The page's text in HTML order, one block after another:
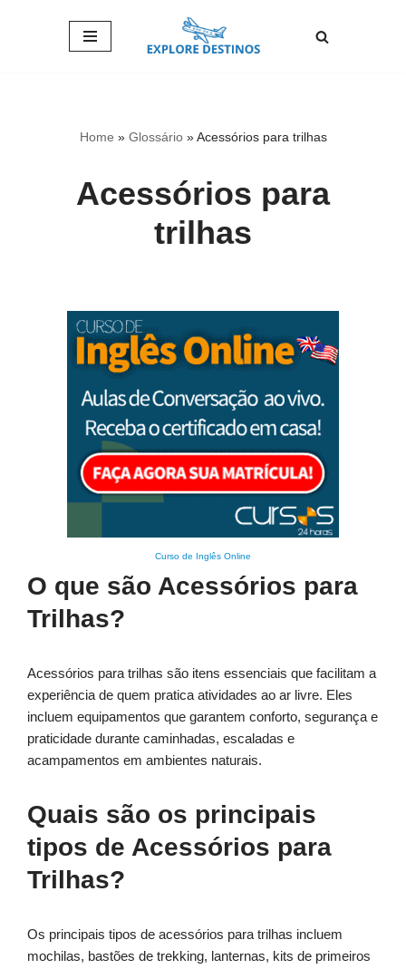
Home » Glossário»Acessórios para trilhas
Acessórios para
trilhas
Curso de Inglês Online
O que são Acessórios para
Trilhas?
Acessórios para trilhas são itens essenciais que facilitam a
experiência de quem pratica atividades ao ar livre. Eles
incluem equipamentos que garantem conforto, segurança e
praticidade durante caminhadas, escaladas e
acampamentos em ambientes naturais.
Quais são os principais
tipos de Acessórios para
Trilhas?
Os principais tipos de acessórios para trilhas incluem
mochilas, bastões de trekking, lanternas, kits de primeiros